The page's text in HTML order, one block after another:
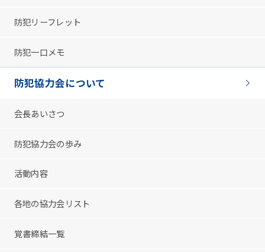
防犯リーフレット
防犯一口メモ
防犯協力会について
会長あいさつ
防犯協力会の歩み
活動内容
各地の協力会リスト
覚書締結一覧